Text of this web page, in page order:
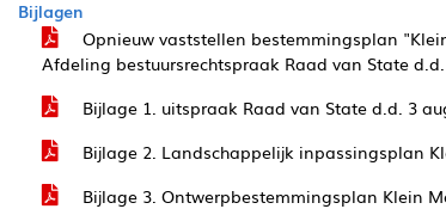
Bijlagen
Opnieuw vaststellen bestemmingsplan
Afdeling bestuursrechtspraak Raad van State d.d.
Bijlage 1. uitspraak Raad van State d.d. 3
Bijlage 2. Landschappelijk inpassingsplan
Bijlage 3. Ontwerpbestemmingsplan Klein